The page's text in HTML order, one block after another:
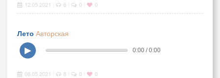
12.05.2021 6 0 0
Лето Авторская
▶
0:00 / 0:00
08.05.2021 8 0 0